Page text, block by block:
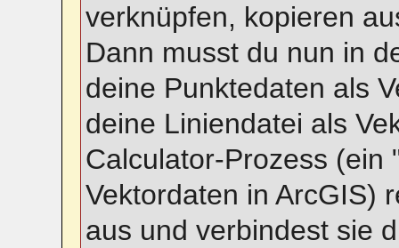
verknüpfen, kopieren
Dann musst du nun in
deine Punktedaten als
deine Liniendatei als
Calculator-Prozess (ein
Vektordaten in ArcGIS)
aus und verbindest sie